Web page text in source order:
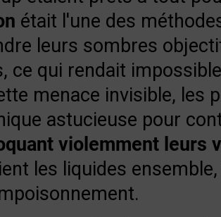
était l'une des
leurs sombres
ce qui rendait
menace invisible, les
astucieuse pour
violemment leurs
les liquides